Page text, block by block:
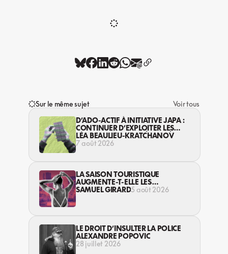
Sur le même sujet
Voir tous
D’ADO-ACTIF À INITIATIVE JAPA :
CONTINUER D’EXPLOITER LES
JEUNES… DANS LA LÉGALITÉ?
LÉA BEAULIEU-KRATCHANOV
7 août 2026
LA SAISON TOURISTIQUE
AUGMENTE-T-ELLE LES
VIOLENCES CONTRE LES
SAMUEL GIRARD5 août 2026
LE DROIT D’INSULTER LA POLICE
ALEXANDRE POPOVIC
28 juillet 2026